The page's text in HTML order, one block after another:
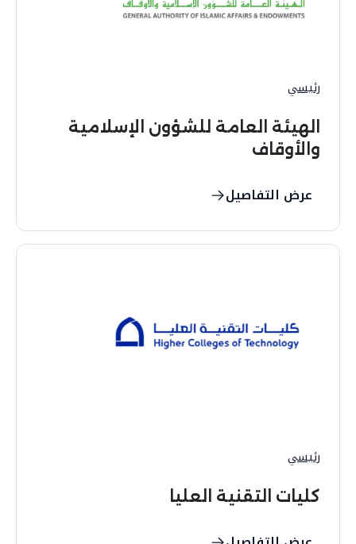
رئيسي
الهيئة العامة للشؤون الإسلامية
والأوقاف
عرض التفاصيل
رئيسي
كليات التقنية العليا